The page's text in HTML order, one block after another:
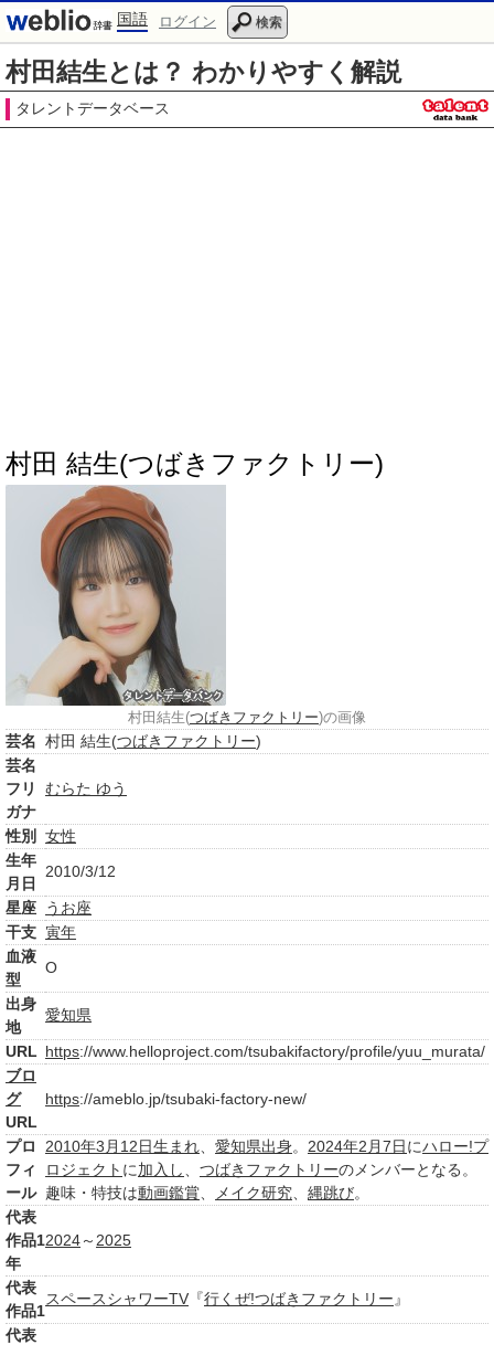
国語 ログイン 検索
村田結生とは？ わかりやすく解説
タレントデータベース
村田 結生(つばきファクトリー)
村田結生(つばきファクトリー)の画像
芸名 村田 結生(つばきファクトリー)
芸名
フリ
ガナ
むらた ゆう
性別
女性
生年
月日
2010/3/12
星座
うお座
干支 寅年
血液
型
O
出身
地
愛知県
URL https://www.helloproject.com/tsubakifactory/profile/yuu_murata/
ブロ
グ
URL
https://ameblo.jp/tsubaki-factory-new/
プロ
フィ
ール
2010年3月 12日生まれ 愛知県出身。 2024年2月7日にハロー!プ
ロジェクト に加入し つばきファクトリーのメンバーとなる。
趣味・特技は動画鑑賞 メイク研究 縄跳び。
代表
作品1
年
2024～ 2025
代表
作品1
スペースシャワーTV 『行くぜ!つばきファクトリー 』
代表